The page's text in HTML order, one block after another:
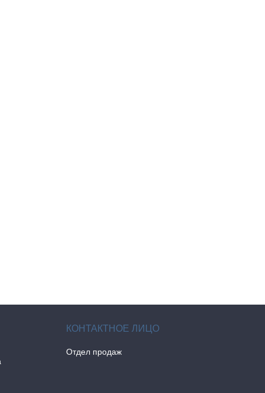
Отдел продаж